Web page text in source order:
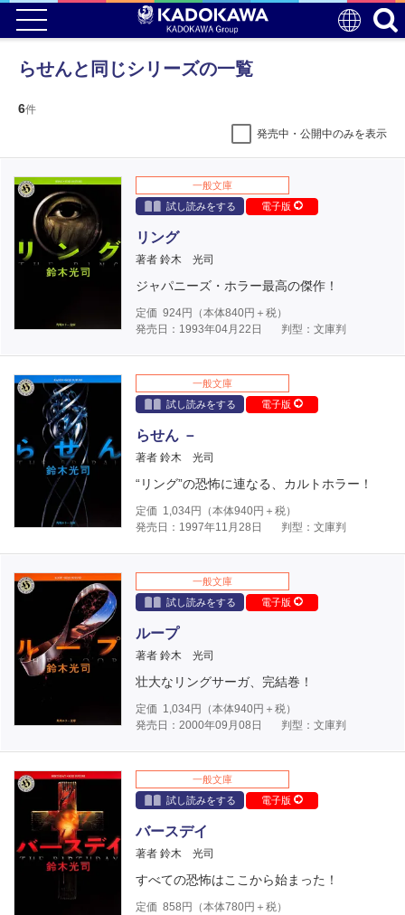
らせんと同じシリーズの一覧
6件
発売中・公開中のみを表示
一般文庫
試し読みをする
電子版
リング
著者 鈴木 光司
ジャパニーズ・ホラー最高の傑作！
定価 924円（本体840円＋税）
発売日：1993年04月22日
判型：文庫判
一般文庫
試し読みをする
電子版
らせん －
著者 鈴木 光司
“リング”の恐怖に連なる、カルトホラー！
定価 1,034円（本体940円＋税）
発売日：1997年11月28日
判型：文庫判
一般文庫
試し読みをする
電子版
ループ
著者 鈴木 光司
壮大なリングサーガ、完結巻！
定価 1,034円（本体940円＋税）
発売日：2000年09月08日
判型：文庫判
一般文庫
試し読みをする
電子版
バースデイ
著者 鈴木 光司
すべての恐怖はここから始まった！
定価 858 円（本体780円＋税）